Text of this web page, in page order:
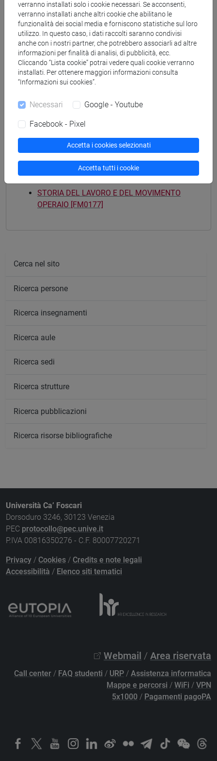
Corsi di studio e percorsi
[FM10] ANTROPOLOGIA CULTURALE,
ETNOLOGIA, ETNOLINGUISTICA - Laurea
magistrale (DM270)
demo-etno-antropologico/storico - geografico/
antropologia dell'ambiente/ antropologia culturale
CONTEMPORANEA - Laurea magistrale
percorso comune
Mutua da
STORIA DEL LAVORO E DEL MOVIMENTO
OPERAIO [FM0177]
Cerca nel sito
Ricerca persone
Ricerca insegnamenti
Ricerca aule
Ricerca sedi
Ricerca strutture
Ricerca pubblicazioni
Ricerca risorse bibliografiche
Università Ca’ Foscari
Dorsoduro 3246, 30123 Venezia
PEC protocollo@pec.unive.it
P.IVA 00816350276 - C.F. 80007720271
Privacy / Cookies / Credits e note legali
Accessibilità / Elenco siti tematici
Webmail / Area riservata
Call center / FAQ studenti / URP / Assistenza informatica
Mappe e percorsi / WiFi / VPN
5x1000 / Pagamenti pagoPA
verranno installati solo i cookie necessari. Se acconsenti,
verranno installati anche altri cookie che abilitano le
funzionalità dei social media e forniscono statistiche sul loro
utilizzo. In questo caso, i dati raccolti saranno condivisi
anche con i nostri partner, che potrebbero associarli ad altre
informazioni per finalità di analisi, di pubblicità, ecc.
Cliccando “Lista cookie” potrai vedere quali cookie verranno
installati. Per ottenere maggiori informazioni consulta
“Informazioni sui cookies”.
Necessari Google - Youtube
Facebook - Pixel
Accetta i cookies selezionati
Accetta tutti i cookie